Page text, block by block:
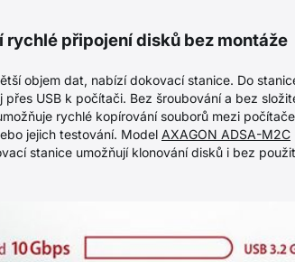
rychlé připojení disků bez montáže
objem dat, nabízí dokovací stanice. Do
USB k počítači. Bez šroubování a bez
rychlé kopírování souborů mezi
jejich testování. Model AXAGON ADSA-M2C
stanice umožňují klonování disků i bez